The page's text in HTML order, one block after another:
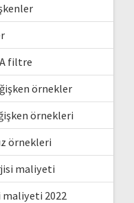
filtre
örnekler
örnekleri
örnekleri
maliyeti
maliyeti 2022